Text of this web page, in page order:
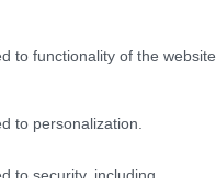
to functionality of the website
to personalization.
to security, including